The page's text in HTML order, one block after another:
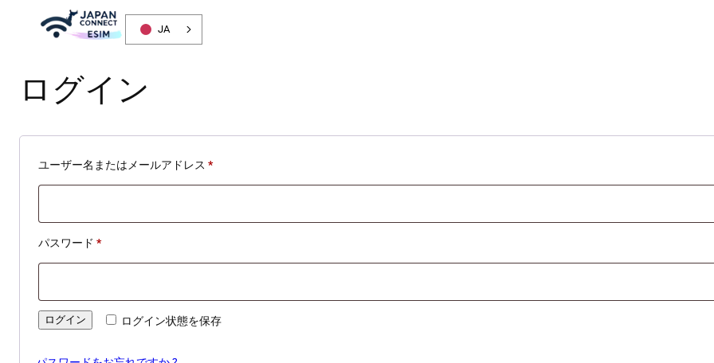
JA
ログイン
ユーザー名またはメールアドレス *必
須
パスワード *必
須
ログイン状態を保存
ログイン